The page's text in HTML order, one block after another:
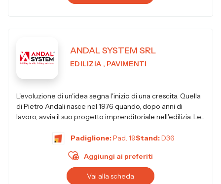
ANDAL SYSTEM SRL
EDILIZIA , PAVIMENTI
L'evoluzione di un'idea segna l'inizio di una crescita. Quella
di Pietro Andali nasce nel 1976 quando, dopo anni di
lavoro, avvia il suo progetto imprenditoriale nell'edilizia. Le...
Padiglione:Pad. 19Stand:D36
Aggiungi ai preferiti
Vai alla scheda